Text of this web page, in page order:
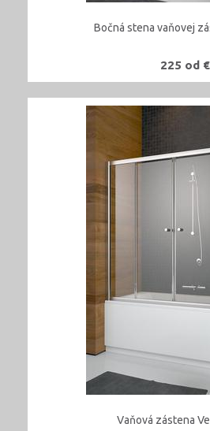
Bočná stena vaňovej
225 od €
Vaňová zástena